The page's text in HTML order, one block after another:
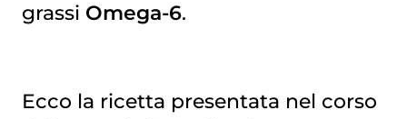
grassi Omega-6.
Ecco la ricetta presentata nel corso